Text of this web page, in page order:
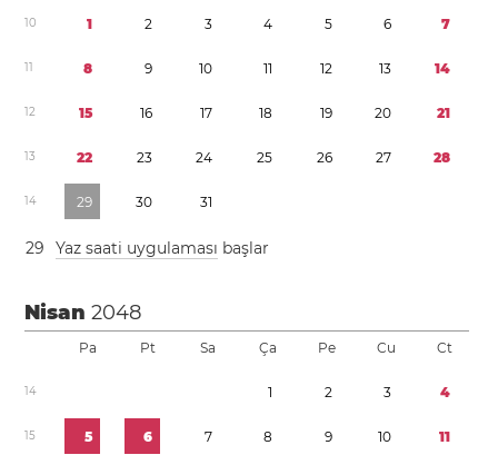
10 1 2 3 4 5 6 7
11 8 9 10 11 12 13 14
12 15 16 17 18 19 20 21
13 22 23 24 25 26 27 28
14 29 30 31
29 Yaz saati uygulaması başlar
Nisan2048
Pa Pt Sa Ça Pe Cu Ct
14 1 2 3 4
15 5 6 7 8 9 10 11